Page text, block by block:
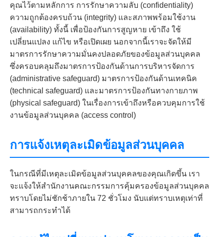
คุณไว้ตามหลักการ การรักษาความลับ (confidentiality)
ความถูกต้องครบถ้วน (integrity) และสภาพพร้อมใช้งาน
(availability) ทั้งนี้ เพื่อป้องกันการสูญหาย เข้าถึง ใช้
เปลี่ยนแปลง แก้ไข หรือเปิดเผย นอกจากนี้เราจะจัดให้มี
มาตรการรักษาความมั่นคงปลอดภัยของข้อมูลส่วนบุคคล
ซึ่งครอบคลุมถึงมาตรการป้องกันด้านการบริหารจัดการ
(administrative safeguard) มาตรการป้องกันด้านเทคนิค
(technical safeguard) และมาตรการป้องกันทางกายภาพ
(physical safeguard) ในเรื่องการเข้าถึงหรือควบคุมการใช้
งานข้อมูลส่วนบุคคล (access control)
การแจ้งเหตุละเมิดข้อมูลส่วนบุคคล
ในกรณีที่มีเหตุละเมิดข้อมูลส่วนบุคคลของคุณเกิดขึ้น เรา
จะแจ้งให้สำนักงานคณะกรรมการคุ้มครองข้อมูลส่วนบุคคล
ทราบโดยไม่ชักช้าภายใน 72 ชั่วโมง นับแต่ทราบเหตุเท่าที่
สามารถกระทำได้